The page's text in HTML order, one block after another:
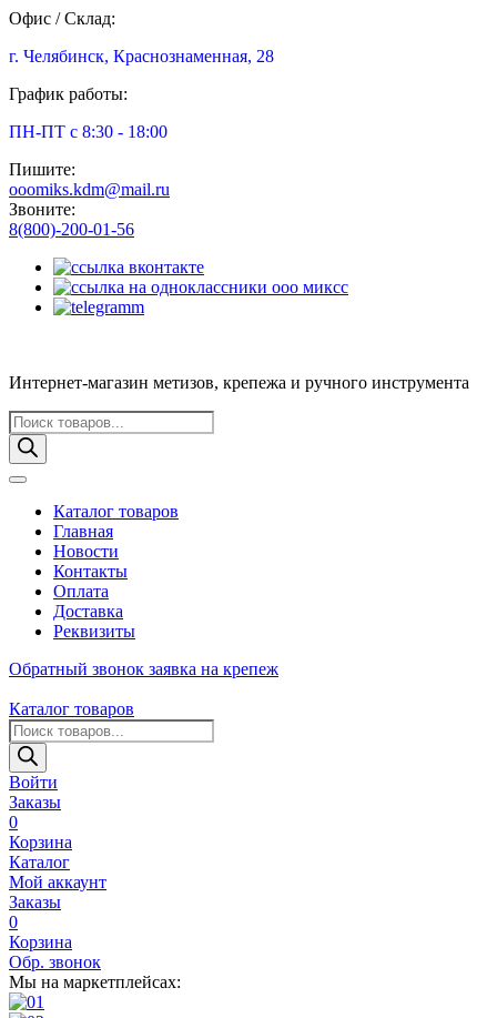
Офис / Склад:
г. Челябинск, Краснознаменная, 28
График работы:
ПН-ПТ с 8:30 - 18:00
Пишите:
ooomiks.kdm@mail.ru
Звоните:
8(800)-200-01-56
Интернет-магазин метизов, крепежа и ручного инструмента
Поиск
товаров
Каталог товаров
Главная
Новости
Контакты
Оплата
Доставка
Реквизиты
Обратный звонок заявка на крепеж
Каталог товаров
Поиск
товаров
Войти
Заказы
0
Корзина
Каталог
Мой аккаунт
Заказы
0
Корзина
Обр. звонок
Мы на маркетплейсах: